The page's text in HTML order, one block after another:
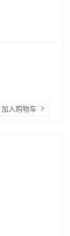
加入购物车